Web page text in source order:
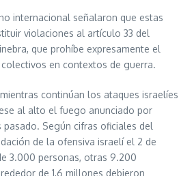
internacional señalaron que estas
violaciones al artículo 33 del
que prohíbe expresamente el
en contextos de guerra.
continúan los ataques israelíes
al alto el fuego anunciado por
pasado. Según cifras oficiales del
de la ofensiva israelí el 2 de
3.000 personas, otras 9.200
de 1,6 millones debieron